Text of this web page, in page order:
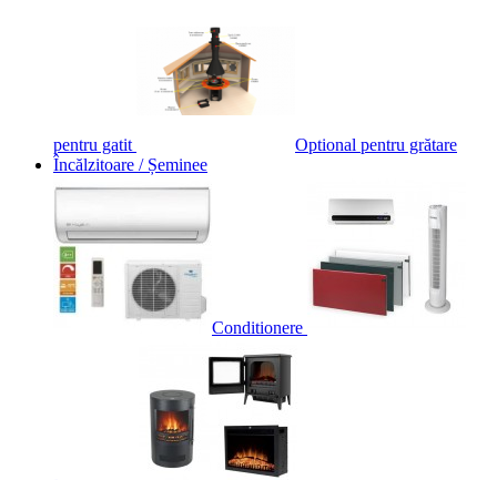
pentru gatit
Optional pentru grătare
Încălzitoare / Șeminee
Conditionere